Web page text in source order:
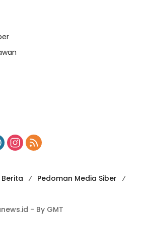
Pedoman Media Siber
- By GMT